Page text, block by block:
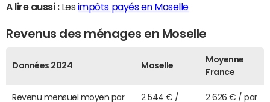
A lire aussi :Les impôts payés en Moselle
Revenus des ménages en Moselle
Données 2024 Moselle
Moyenne
France
Revenu mensuel moyen par
2 544 € /
2 626 € / par